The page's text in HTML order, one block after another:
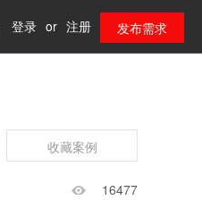
登录 or 注册 发布需求
收藏案例
16477